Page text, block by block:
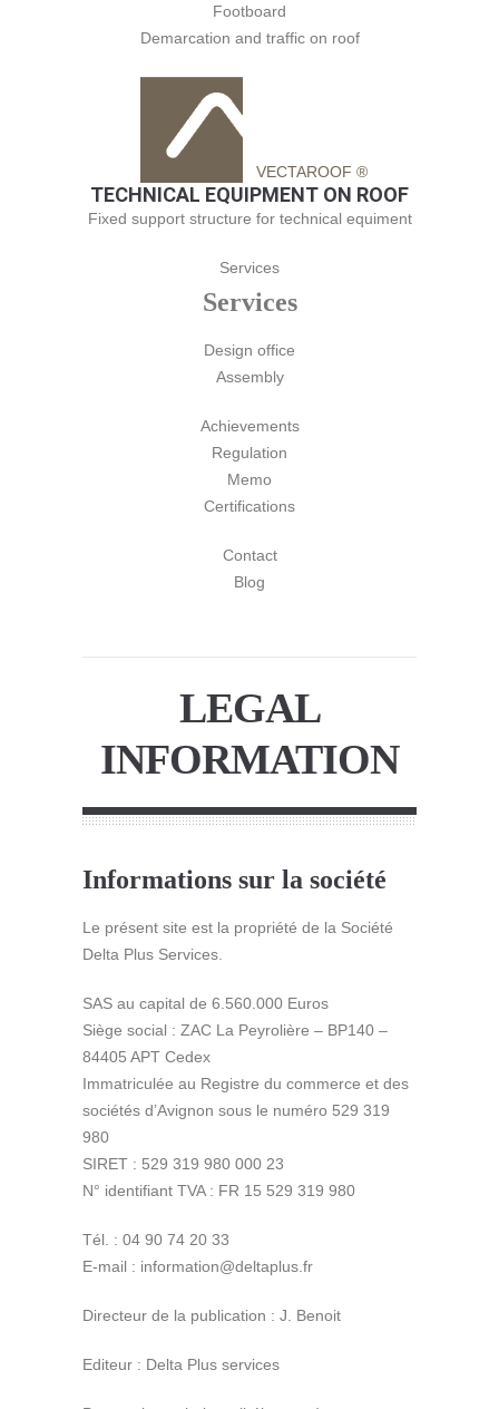
Footboard
Demarcation and traffic on roof
VECTAROOF ®
TECHNICAL EQUIPMENT ON ROOF
Fixed support structure for technical equiment
Services
Services
Design office
Assembly
Achievements
Regulation
Memo
Certifications
Contact
Blog
LEGAL
INFORMATION
Informations sur la société
Le présent site est la propriété de la Société
Delta Plus Services.
SAS au capital de 6.560.000 Euros
Siège social : ZAC La Peyrolière – BP140 –
84405 APT Cedex
Immatriculée au Registre du commerce et des
sociétés d’Avignon sous le numéro 529 319
980
SIRET : 529 319 980 000 23
N° identifiant TVA : FR 15 529 319 980
Tél. : 04 90 74 20 33
E-mail : information@deltaplus.fr
Directeur de la publication : J. Benoit
Editeur : Delta Plus services